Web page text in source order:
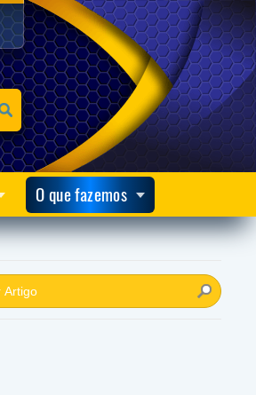
O que fazemos